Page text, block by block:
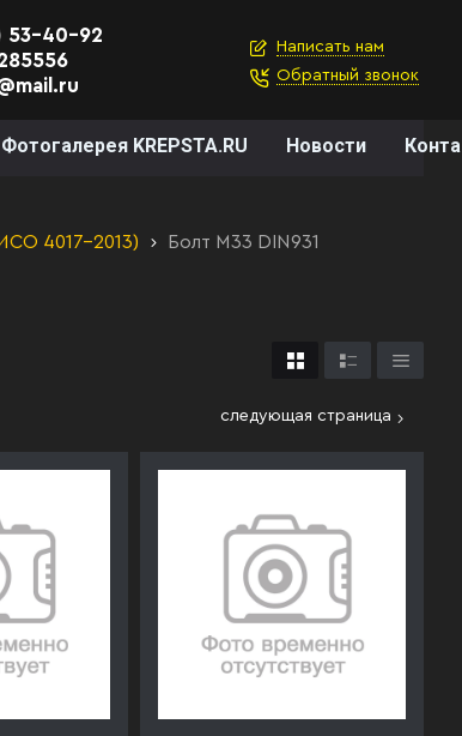
53-40-92
Написать нам
Обратный звонок
Фотогалерея KREPSTA.RU Новости
4017-2013) Болт М33 DIN931
следующая страница